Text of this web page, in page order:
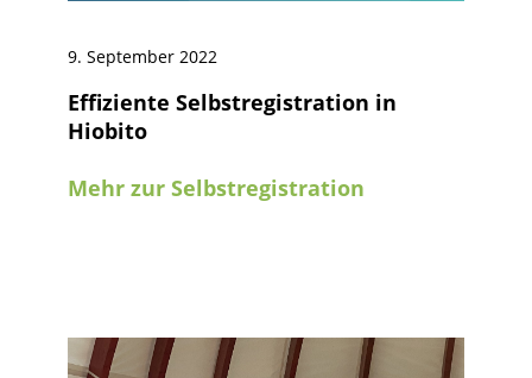
9. September 2022
Effiziente Selbstregistration in
Hiobito
Mehr zur Selbstregistration